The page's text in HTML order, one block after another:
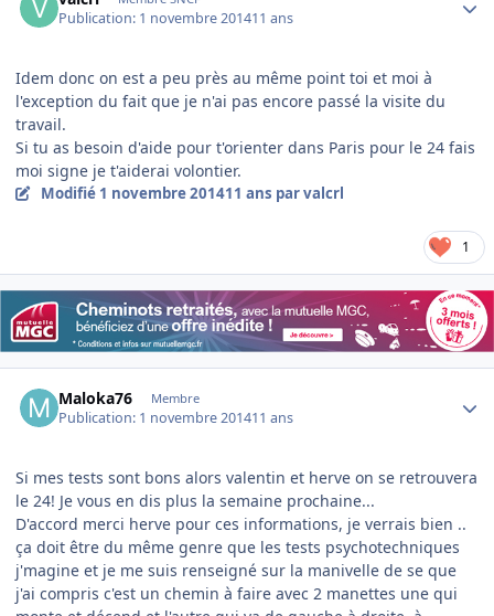
Publication: 1 novembre 201411 ans
Idem donc on est a peu près au même point toi et moi à
l'exception du fait que je n'ai pas encore passé la visite du
travail.
Si tu as besoin d'aide pour t'orienter dans Paris pour le 24 fais
moi signe je t'aiderai volontier.
Modifié 1 novembre 201411 ans par valcrl
1
Maloka76 Membre
Publication: 1 novembre 201411 ans
Si mes tests sont bons alors valentin et herve on se retrouvera
le 24! Je vous en dis plus la semaine prochaine...
D'accord merci herve pour ces informations, je verrais bien ..
ça doit être du même genre que les tests psychotechniques
j'magine et je me suis renseigné sur la manivelle de se que
j'ai compris c'est un chemin à faire avec 2 manettes une qui